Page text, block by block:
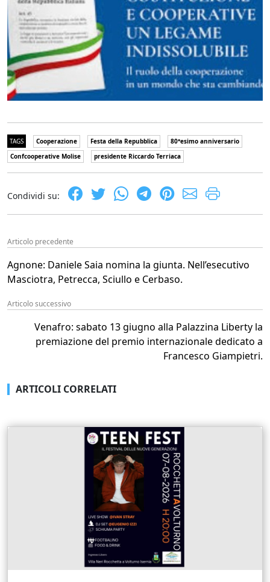
TAGS Cooperazione Festa della Repubblica
80°esimo anniversario
Confcooperative Molise
presidente Riccardo Terriaca
Condividi su:
Articolo precedente
Agnone: Daniele Saia nomina la giunta. Nell’esecutivo
Masciotra, Petrecca, Sciullo e Cerbaso.
Articolo successivo
Venafro: sabato 13 giugno alla Palazzina Liberty la
premiazione del premio internazionale dedicato a
Francesco Giampietri.
ARTICOLI CORRELATI